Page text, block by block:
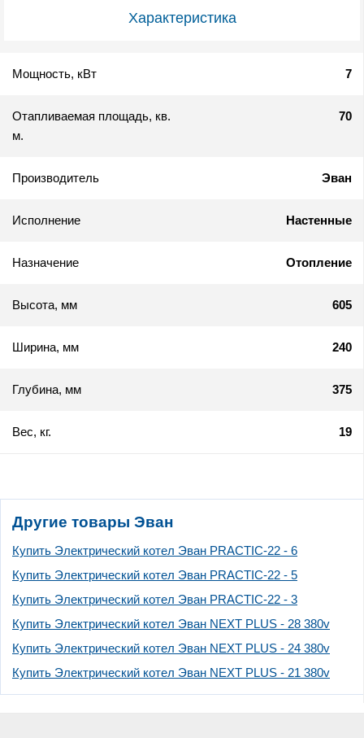
Характеристика
Мощность, кВт 7
Отапливаемая площадь, кв.
м.
70
Производитель Эван
Исполнение Настенные
Назначение Отопление
Высота, мм 605
Ширина, мм 240
Глубина, мм 375
Вес, кг. 19
Другие товары Эван
Купить Электрический котел Эван PRACTIC-22 - 6
Купить Электрический котел Эван PRACTIC-22 - 5
Купить Электрический котел Эван PRACTIC-22 - 3
Купить Электрический котел Эван NEXT PLUS - 28 380v
Купить Электрический котел Эван NEXT PLUS - 24 380v
Купить Электрический котел Эван NEXT PLUS - 21 380v